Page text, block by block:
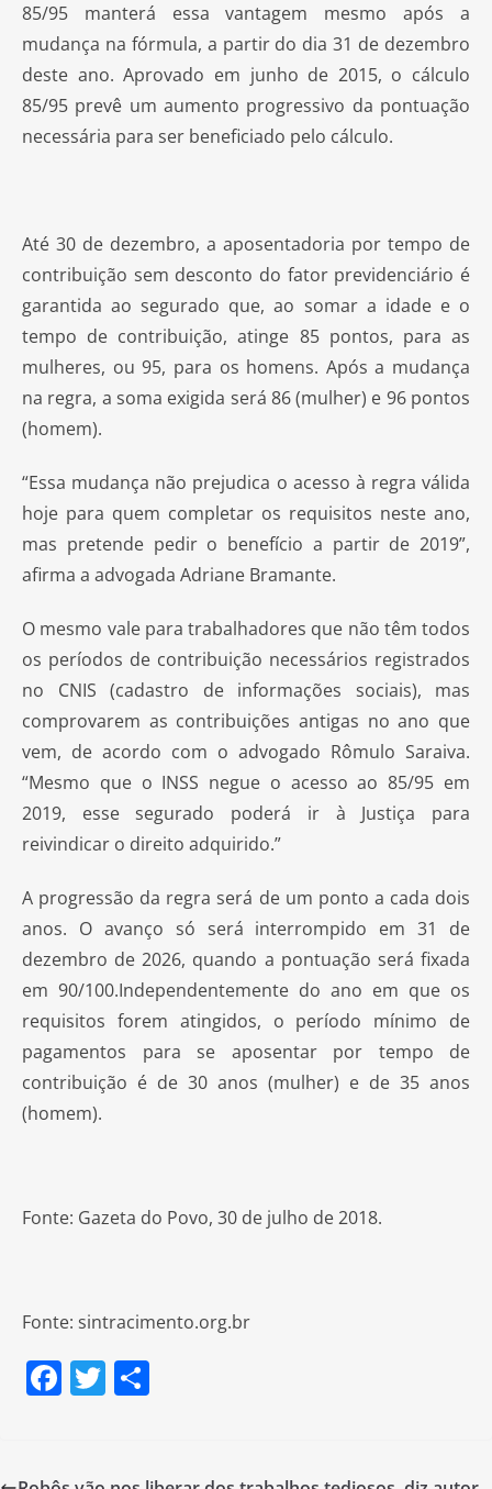
85/95 manterá essa vantagem mesmo após a
mudança na fórmula, a partir do dia 31 de dezembro
deste ano. Aprovado em junho de 2015, o cálculo
85/95 prevê um aumento progressivo da pontuação
necessária para ser beneficiado pelo cálculo.
Até 30 de dezembro, a aposentadoria por tempo de
contribuição sem desconto do fator previdenciário é
garantida ao segurado que, ao somar a idade e o
tempo de contribuição, atinge 85 pontos, para as
mulheres, ou 95, para os homens. Após a mudança
na regra, a soma exigida será 86 (mulher) e 96 pontos
(homem).
“Essa mudança não prejudica o acesso à regra válida
hoje para quem completar os requisitos neste ano,
mas pretende pedir o benefício a partir de 2019”,
afirma a advogada Adriane Bramante.
O mesmo vale para trabalhadores que não têm todos
os períodos de contribuição necessários registrados
no CNIS (cadastro de informações sociais), mas
comprovarem as contribuições antigas no ano que
vem, de acordo com o advogado Rômulo Saraiva.
“Mesmo que o INSS negue o acesso ao 85/95 em
2019, esse segurado poderá ir à Justiça para
reivindicar o direito adquirido.”
A progressão da regra será de um ponto a cada dois
anos. O avanço só será interrompido em 31 de
dezembro de 2026, quando a pontuação será fixada
em 90/100.Independentemente do ano em que os
requisitos forem atingidos, o período mínimo de
pagamentos para se aposentar por tempo de
contribuição é de 30 anos (mulher) e de 35 anos
(homem).
Fonte: Gazeta do Povo, 30 de julho de 2018.
Fonte: sintracimento.org.br
F T